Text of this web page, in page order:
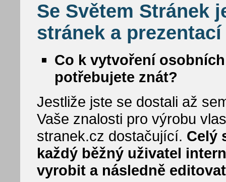
Se Světem Stránek
stránek a
Co k vytvoření
potřebujete znát?
Jestliže jste se dostali až
Vaše znalosti pro výrobu
stranek.cz dostačující. Celý
každý běžný uživatel
vyrobit a následně